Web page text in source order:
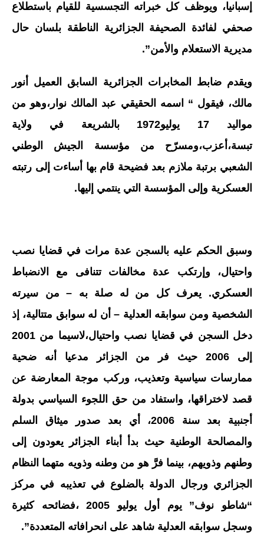
إسبانيا، ويوظف كل خبراته التجسسية للقيام باستطلاع
صحفي لفائدة الصحيفة الجزائرية الناطقة بلسان حال
مديرية الاستعلام والأمن”.
ويقدم ضابط المخابرات الجزائرية السابق العميل أنور
مالك، فيقول “ اسمه الحقيقي عبد المالك نوار،وهو من
مواليد 17 يوليو1972 بالشريعة في ولاية
تبسة،أعزب،ومسرّح من مؤسسة الجيش الوطني
الشعبي برتبة ملازم بعد فضيحة قام بها أساءت إلى رتبته
العسكرية وإلى المؤسسة التي ينتمي إليها.
وسبق الحكم عليه بالسجن عدة مرات في قضايا نصب
واحتيال، وإرتكب عدة مخالفات تتنافى مع الانضباط
العسكري. يعرف كل من له صلة به – من سيرته
الشخصية ومن سوابقه العدلية – أن له سوابق متتالية، إذ
دخل السجن في قضايا نصب واحتيال،لاسيما من 2001
إلى 2006 حيث فر من الجزائر مدعيا أنه ضحية
ممارسات سياسية وتعذيب، وركب موجة المعارضة عن
قصد لاختراقها، واستفاد من حق اللجوء السياسي بدولة
أجنبية بعد سنة 2006، أي بعد صدور ميثاق السلم
والمصالحة الوطنية حيث بدأ أبناء الجزائر يعودون إلى
وطنهم وذويهم، بينما فرَّ هو من وطنه وذويه متهما النظام
الجزائري ورجال الدولة بالضلوع في تعذيبه في مركز
“شاطو نوف” يوم أول يوليو 2005 ،فضائحه كثيرة
وسجل سوابقه العدلية شاهد على انحرافاته المتعددة”.